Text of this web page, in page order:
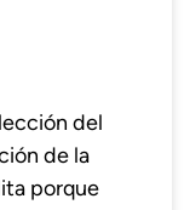
del
de la
porque